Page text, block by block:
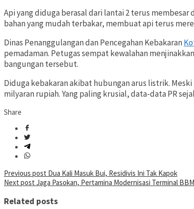
Api yang diduga berasal dari lantai 2 terus
bahan yang mudah terbakar, membuat api terus
Dinas Penanggulangan dan Pencegahan Kebakaran
pemadaman. Petugas sempat kewalahan
bangungan tersebut.
Diduga kebakaran akibat hubungan arus listrik.
milyaran rupiah. Yang paling krusial, data-data PR
Share
Post
navigation
Previous post Dua Kali Masuk Bui, Residivis Ini Tak Kapok
Next post Jaga Pasokan, Pertamina Modernisasi Terminal BBM
Related posts